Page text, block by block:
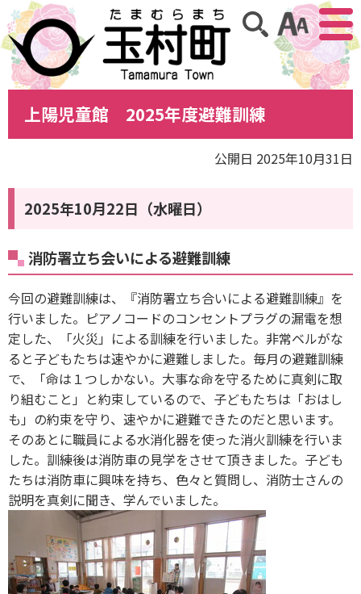
アクセ
サイト内検索
上陽児童館 2025年度避難訓練
公開日 2025年10月31日
2025年10月22日（水曜日）
消防署立ち会いによる避難訓練
今回の避難訓練は、『消防署立ち合いによる避難訓練』を
行いました。ピアノコードのコンセントプラグの漏電を想
定した、「火災」による訓練を行いました。非常ベルがな
ると子どもたちは速やかに避難しました。毎月の避難訓練
で、「命は１つしかない。大事な命を守るために真剣に取
り組むこと」と約束しているので、子どもたちは「おはし
も」の約束を守り、速やかに避難できたのだと思います。
そのあとに職員による水消化器を使った消火訓練を行いま
した。訓練後は消防車の見学をさせて頂きました。子ども
たちは消防車に興味を持ち、色々と質問し、消防士さんの
説明を真剣に聞き、学んでいました。